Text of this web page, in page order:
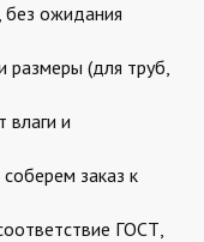
без ожидания
размеры (для труб,
влаги и
заказ к
ГОСТ,